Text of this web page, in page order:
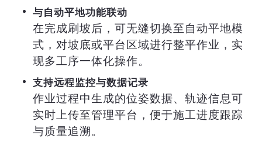
与自动平地功能联动
在完成刷坡后，可无缝切换至自动平地模
式，对坡底或平台区域进行整平作业，实
现多工序一体化操作。
支持远程监控与数据记录
作业过程中生成的位姿数据、轨迹信息可
实时上传至管理平台，便于施工进度跟踪
与质量追溯。